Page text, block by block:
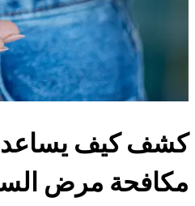
كشف كيف يساعد
مكافحة مرض